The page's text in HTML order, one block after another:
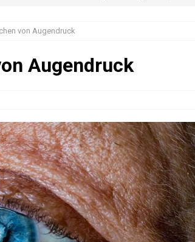
Alter: Welche harmlos sind und wann Sie zum Arzt sollten
bei Parkinson: Wenn sich Wesen und Gefühle
Wenn sich das Wesen verändert
von Augendruck
Augendruck